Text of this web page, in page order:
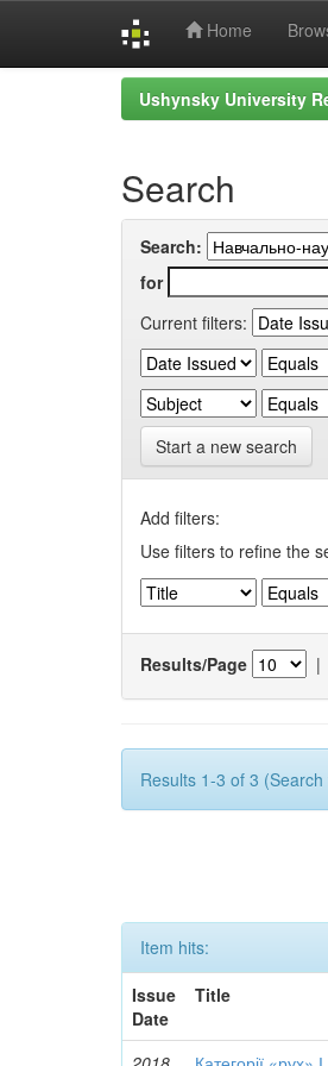
Home
Ushynsky University
Search
Search:
for
Current filters:
Start a new search
Add filters:
Use filters to refine the
Results/Page |
Results 1-3 of 3
Item hits:
Issue
Date
Title